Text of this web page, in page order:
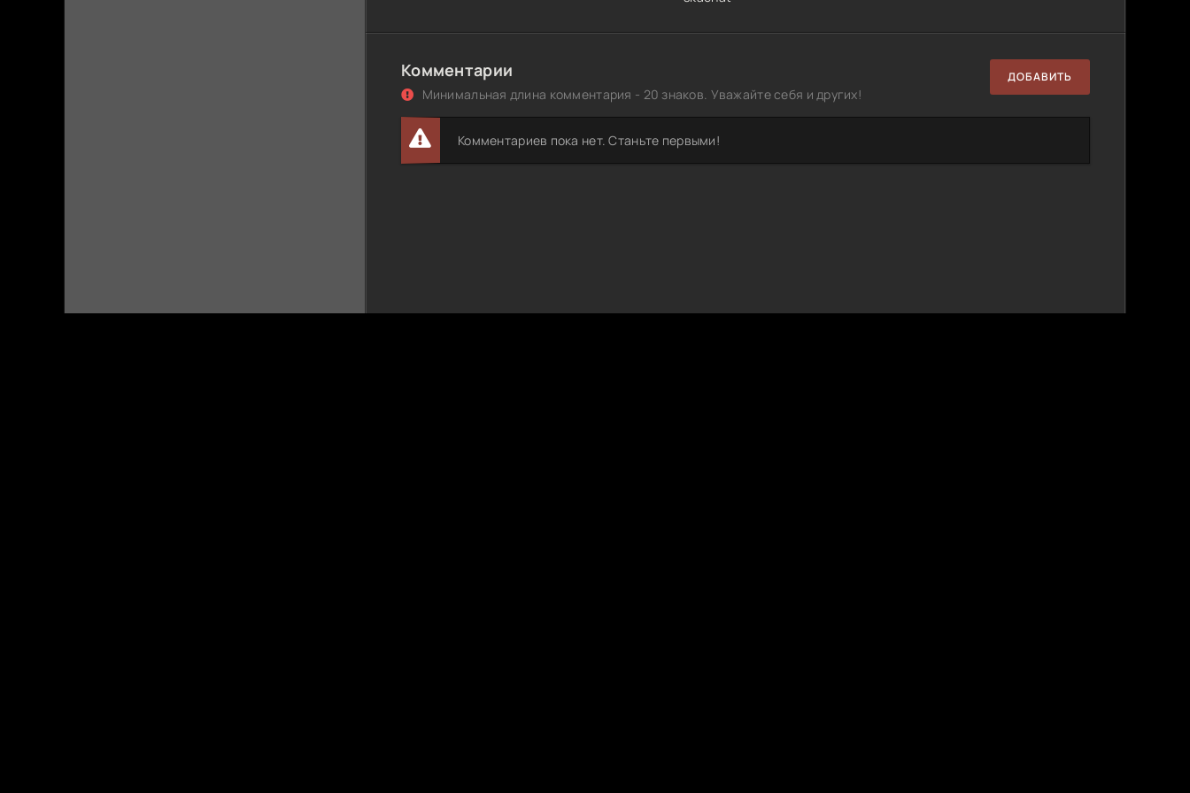
Комментарии
Минимальная длина комментария - 20 знаков. Уважайте себя и других!
ДОБАВИТЬ
Комментариев пока нет. Станьте первыми!